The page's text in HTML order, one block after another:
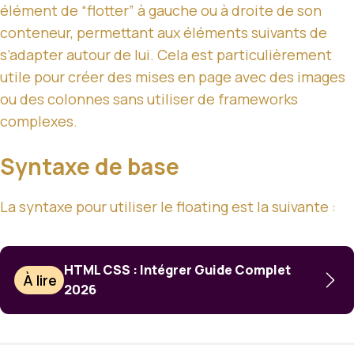
élément de “flotter” à gauche ou à droite de son
conteneur, permettant aux éléments suivants de
s’adapter autour de lui. Cela est particulièrement
utile pour créer des mises en page avec des images
ou des colonnes sans utiliser de frameworks
complexes.
Syntaxe de base
La syntaxe pour utiliser le floating est la suivante :
À lire
HTML CSS : Intégrer Guide Complet
2026